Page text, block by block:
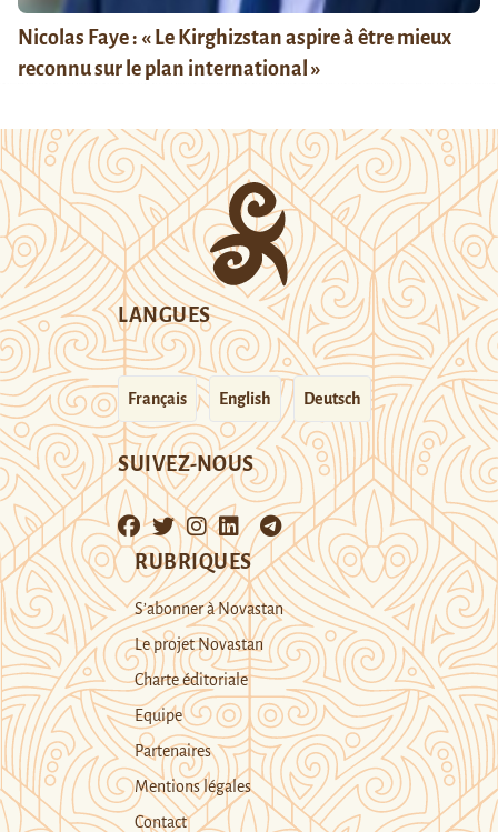
Nicolas Faye : « Le Kirghizstan aspire à être mieux
reconnu sur le plan international »
LANGUES
Français English Deutsch
SUIVEZ-NOUS
RUBRIQUES
S’abonner à Novastan
Le projet Novastan
Charte éditoriale
Equipe
Partenaires
Mentions légales
Contact